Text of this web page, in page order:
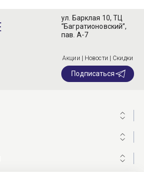
ул. Барклая 10, ТЦ
“Багратионовский”,
пав. А-7
Акции | Новости | Скидки
Подписаться